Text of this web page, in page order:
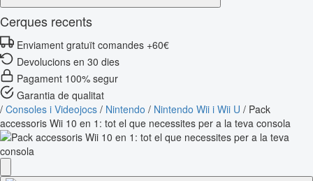
Cerques recents
Enviament gratuït comandes +60€
Devolucions en 30 dies
Pagament 100% segur
Garantia de qualitat
/ Consoles i Videojocs / Nintendo / Nintendo Wii i Wii U / Pack
accessoris Wii 10 en 1: tot el que necessites per a la teva consola